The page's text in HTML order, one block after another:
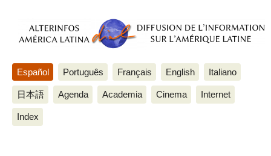
Español Português Français English Italiano
日本語 Agenda Academia Cinema Internet
Index